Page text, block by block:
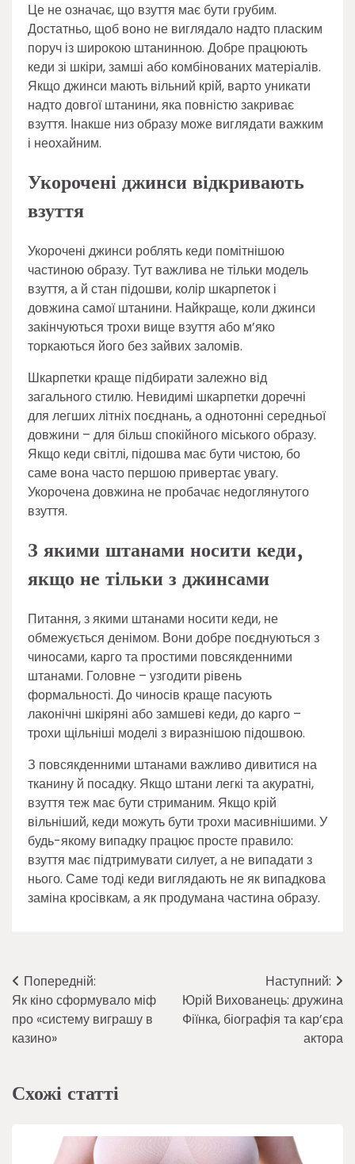
Це не означає, що взуття має бути грубим.
Достатньо, щоб воно не виглядало надто пласким
поруч із широкою штанинною. Добре працюють
кеди зі шкіри, замші або комбінованих матеріалів.
Якщо джинси мають вільний крій, варто уникати
надто довгої штанини, яка повністю закриває
взуття. Інакше низ образу може виглядати важким
і неохайним.
Укорочені джинси відкривають
взуття
Укорочені джинси роблять кеди помітнішою
частиною образу. Тут важлива не тільки модель
взуття, а й стан підошви, колір шкарпеток і
довжина самої штанини. Найкраще, коли джинси
закінчуються трохи вище взуття або м’яко
торкаються його без зайвих заломів.
Шкарпетки краще підбирати залежно від
загального стилю. Невидимі шкарпетки доречні
для легших літніх поєднань, а однотонні середньої
довжини – для більш спокійного міського образу.
Якщо кеди світлі, підошва має бути чистою, бо
саме вона часто першою привертає увагу.
Укорочена довжина не пробачає недоглянутого
взуття.
З якими штанами носити кеди,
якщо не тільки з джинсами
Питання, з якими штанами носити кеди, не
обмежується денімом. Вони добре поєднуються з
чиносами, карго та простими повсякденними
штанами. Головне – узгодити рівень
формальності. До чиносів краще пасують
лаконічні шкіряні або замшеві кеди, до карго –
трохи щільніші моделі з виразнішою підошвою.
З повсякденними штанами важливо дивитися на
тканину й посадку. Якщо штани легкі та акуратні,
взуття теж має бути стриманим. Якщо крій
вільніший, кеди можуть бути трохи масивнішими. У
будь-якому випадку працює просте правило:
взуття має підтримувати силует, а не випадати з
нього. Саме тоді кеди виглядають не як випадкова
заміна кросівкам, а як продумана частина образу.
Навігація
записів
Попередній:
Як кіно сформувало міф
про «систему виграшу в
казино»
Наступний:
Юрій Вихованець: дружина
Фіїнка, біографія та кар’єра
актора
Схожі статті